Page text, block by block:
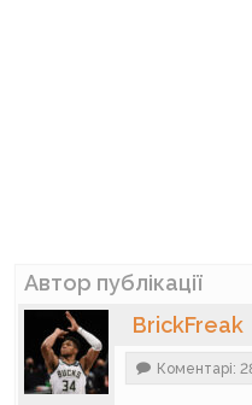
Автор публікації
BrickFreak
Коментарі: